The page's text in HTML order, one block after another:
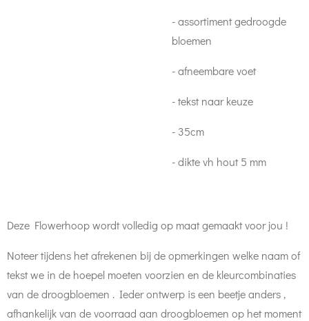
- assortiment gedroogde
bloemen
- afneembare voet
- tekst naar keuze
- 35cm
- dikte vh hout 5 mm
Deze Flowerhoop wordt volledig op maat gemaakt voor jou !
Noteer tijdens het afrekenen bij de opmerkingen welke naam of
tekst we in de hoepel moeten voorzien en de kleurcombinaties
van de droogbloemen . Ieder ontwerp is een beetje anders ,
afhankelijk van de voorraad aan droogbloemen op het moment